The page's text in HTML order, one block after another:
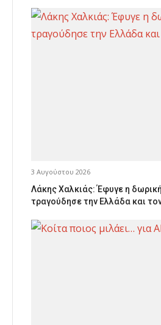
3 Αυγούστου 2026
Λάκης Χαλκιάς: Έφυγε η
τραγούδησε την Ελλάδα και